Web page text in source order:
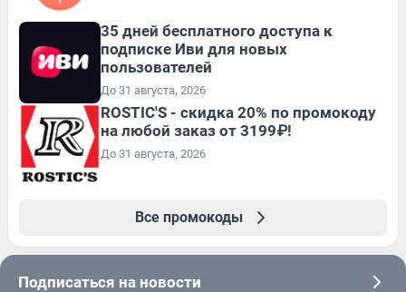
35 дней бесплатного доступа к
подписке Иви для новых
пользователей
До 31 августа, 2026
ROSTIC'S - скидка 20% по промокоду
на любой заказ от 3199₽!
До 31 августа, 2026
Все промокоды
Подписаться на новости